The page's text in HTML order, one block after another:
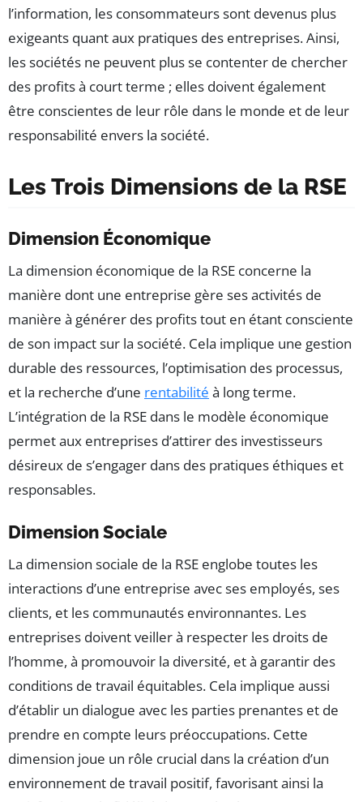
l’information, les consommateurs sont devenus plus
exigeants quant aux pratiques des entreprises. Ainsi,
les sociétés ne peuvent plus se contenter de chercher
des profits à court terme ; elles doivent également
être conscientes de leur rôle dans le monde et de leur
responsabilité envers la société.
Les Trois Dimensions de la RSE
Dimension Économique
La dimension économique de la RSE concerne la
manière dont une entreprise gère ses activités de
manière à générer des profits tout en étant consciente
de son impact sur la société. Cela implique une gestion
durable des ressources, l’optimisation des processus,
et la recherche d’une rentabilité à long terme.
L’intégration de la RSE dans le modèle économique
permet aux entreprises d’attirer des investisseurs
désireux de s’engager dans des pratiques éthiques et
responsables.
Dimension Sociale
La dimension sociale de la RSE englobe toutes les
interactions d’une entreprise avec ses employés, ses
clients, et les communautés environnantes. Les
entreprises doivent veiller à respecter les droits de
l’homme, à promouvoir la diversité, et à garantir des
conditions de travail équitables. Cela implique aussi
d’établir un dialogue avec les parties prenantes et de
prendre en compte leurs préoccupations. Cette
dimension joue un rôle crucial dans la création d’un
environnement de travail positif, favorisant ainsi la